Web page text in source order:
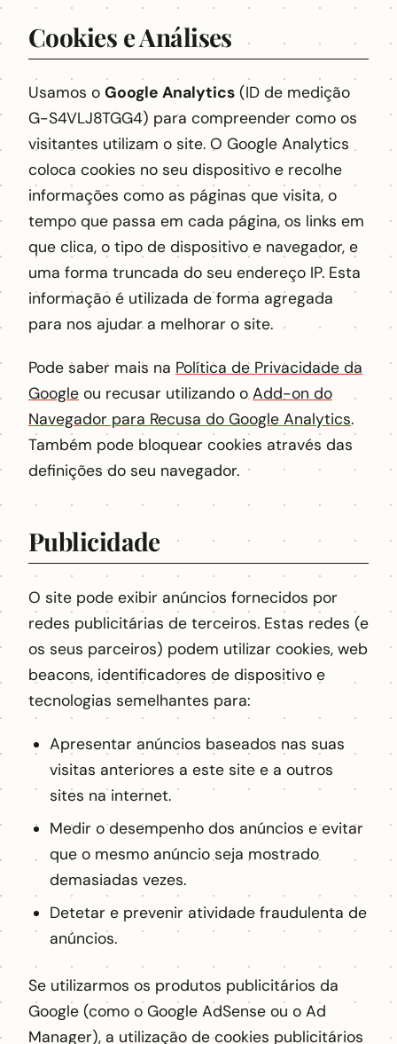
Cookies e Análises
Usamos o Google Analytics (ID de medição
G-S4VLJ8TGG4) para compreender como os
visitantes utilizam o site. O Google Analytics
coloca cookies no seu dispositivo e recolhe
informações como as páginas que visita, o
tempo que passa em cada página, os links em
que clica, o tipo de dispositivo e navegador, e
uma forma truncada do seu endereço IP. Esta
informação é utilizada de forma agregada
para nos ajudar a melhorar o site.
Pode saber mais na Política de Privacidade da
Google ou recusar utilizando oAdd-on do
Navegador para Recusa do Google Analytics.
Também pode bloquear cookies através das
definições do seu navegador.
Publicidade
O site pode exibir anúncios fornecidos por
redes publicitárias de terceiros. Estas redes (e
os seus parceiros) podem utilizar cookies, web
beacons, identificadores de dispositivo e
tecnologias semelhantes para:
Apresentar anúncios baseados nas suas
visitas anteriores a este site e a outros
sites na internet.
Medir o desempenho dos anúncios e evitar
que o mesmo anúncio seja mostrado
demasiadas vezes.
Detetar e prevenir atividade fraudulenta de
anúncios.
Se utilizarmos os produtos publicitários da
Google (como o Google AdSense ou o Ad
Manager), a utilização de cookies publicitários